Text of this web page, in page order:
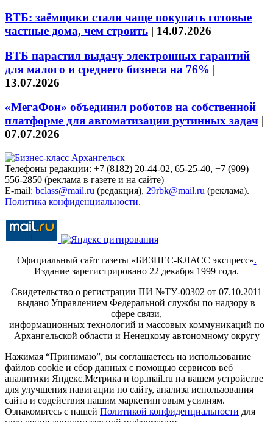
ВТБ: заёмщики стали чаще покупать готовые
частные дома, чем строить | 14.07.2026
ВТБ нарастил выдачу электронных гарантий
для малого и среднего бизнеса на 76% |
13.07.2026
«МегаФон» объединил роботов на собственной
платформе для автоматизации рутинных задач |
07.07.2026
Телефоны редакции: +7 (8182) 20-44-02, 65-25-40, +7 (909)
556-2850 (реклама в газете и на сайте)
E-mail: bclass@mail.ru (редакция), 29rbk@mail.ru (реклама).
Политика конфиденциальности.
Официальный сайт газеты «БИЗНЕС-КЛАСС экспресс».
Издание зарегистрировано 22 декабря 1999 года.
Свидетельство о регистрации ПИ №ТУ-00302 от 07.10.2011
выдано Управлением Федеральной службы по надзору в
сфере связи,
информационных технологий и массовых коммуникаций по
Архангельской области и Ненецкому автономному округу
Нажимая “Принимаю”, вы соглашаетесь на использование
файлов cookie и сбор данных с помощью сервисов веб
аналитики Яндекс.Метрика и top.mail.ru на вашем устройстве
для улучшения навигации по сайту, анализа использования
сайта и содействия нашим маркетинговым усилиям.
Ознакомьтесь с нашей Политикой конфиденциальности для